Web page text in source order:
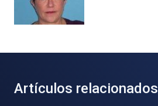
Artículos relacionados